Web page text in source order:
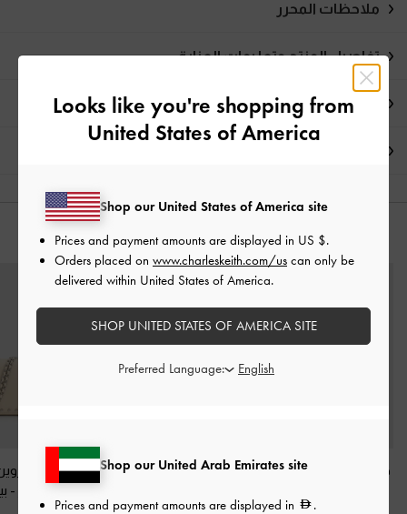
ملاحظات المحرر
تفاصيل المنتج وتعليمات العناية
العروض الحصرية
قد يعجبك آيضاً
حقيبة باكيت ليلا بتصميم
حقيبة باكيت ليلا بتصميم
شنطة كتف
بمسامير -
Looks like you're shopping from
United States of America
Shop our United Arab Emirates site
Prices and payment amounts are displayed in
.
Shop our United States of America site
Prices and payment amounts are displayed in US $.
Orders placed on www.charleskeith.com/us can only be
delivered within United States of America.
SHOP UNITED STATES OF AMERICA SITE
Preferred Language: